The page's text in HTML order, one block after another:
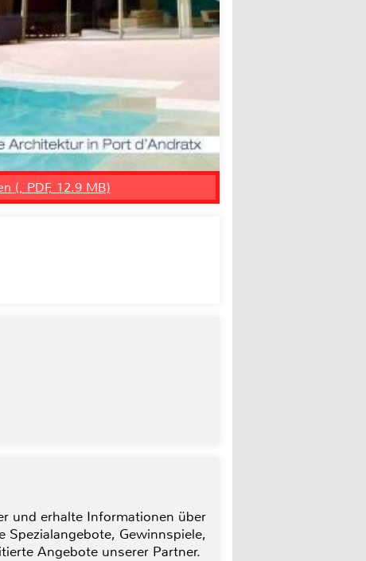
(, PDF, 12.9 MB)
und erhalte Informationen über
Spezialangebote, Gewinnspiele,
Angebote unserer Partner.